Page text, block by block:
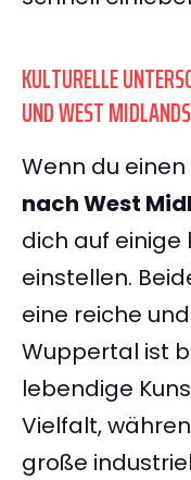
KULTURELLE
UND WEST MIDLANDS
Wenn du einen
nach West
dich auf einige
einstellen.
eine reiche
Wuppertal ist
lebendige
Vielfalt,
große